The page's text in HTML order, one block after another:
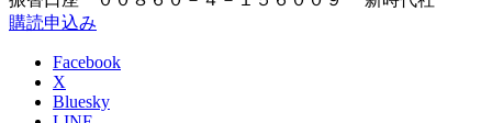
購読申込み
Facebook
X
Bluesky